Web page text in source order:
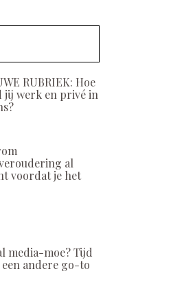
RUBRIEK: Hoe
jij werk en privé in
al
voordat je het
media-moe? Tijd
andere go-to